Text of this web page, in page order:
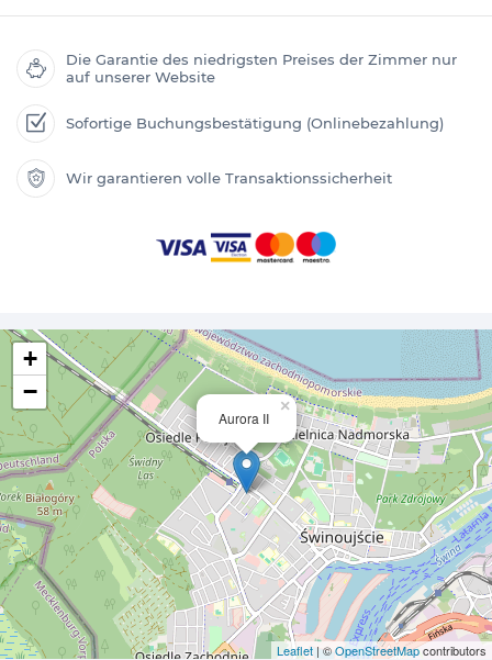
Die Garantie des niedrigsten Preises der Zimmer nur
auf unserer Website
Sofortige Buchungsbestätigung (Onlinebezahlung)
Wir garantieren volle Transaktionssicherheit
Aurora II
×
+
−
Leaflet | ©OpenStreetMapcontributors